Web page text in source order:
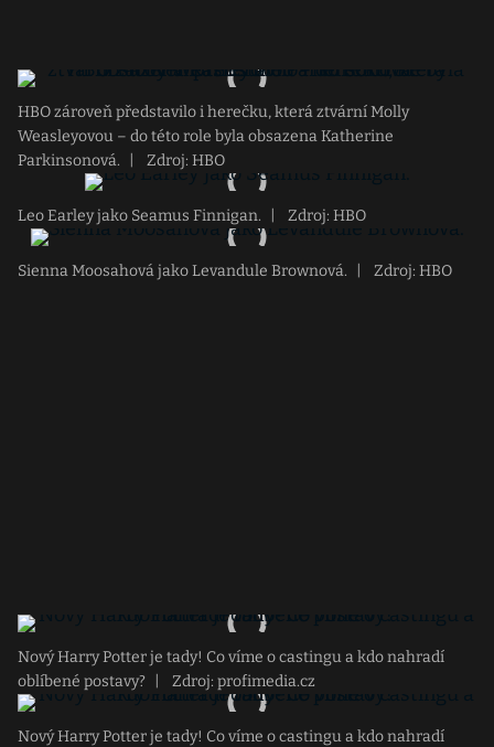
HBO zároveň představilo i herečku, která ztvární Molly
Weasleyovou – do této role byla obsazena Katherine
Parkinsonová.
Zdroj: HBO
Leo Earley jako Seamus Finnigan. Zdroj: HBO
Sienna Moosahová jako Levandule Brownová. Zdroj: HBO
Nový Harry Potter je tady! Co víme o castingu a kdo nahradí
oblíbené postavy?
Zdroj: profimedia.cz
Nový Harry Potter je tady! Co víme o castingu a kdo nahradí